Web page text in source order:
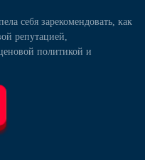
себя зарекомендовать, как
репутацией,
политикой и